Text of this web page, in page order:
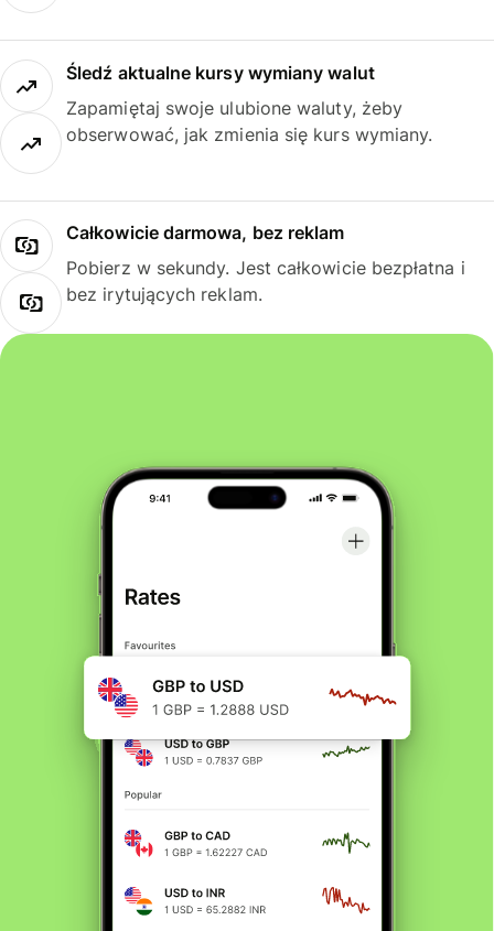
Śledź aktualne kursy wymiany walut
Zapamiętaj swoje ulubione waluty, żeby
obserwować, jak zmienia się kurs wymiany.
Całkowicie darmowa, bez reklam
Pobierz w sekundy. Jest całkowicie bezpłatna i
bez irytujących reklam.